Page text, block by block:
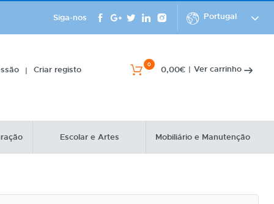
Siga-nos Portugal
| Criar registo 0 0,00€ | Ver carrinho
Escolar e Artes Mobiliário e Manutenção